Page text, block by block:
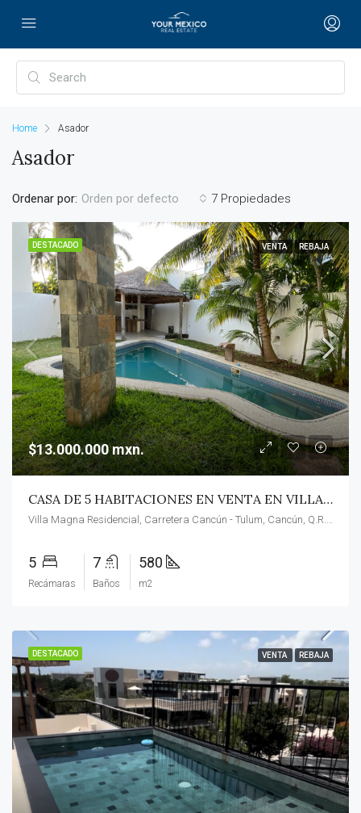
Home Asador
Asador
7 Propiedades
Ordenar por: Orden por defecto
DESTACADO VENTA REBAJA
$13.000.000 mxn.
CASA DE 5 HABITACIONES EN VENTA EN VILLA MAGNA, CANCUN, AMBIENTES AMPLIOS, ALBERCA PRIVADA, SALA DE MASAJES/ OPORTUNIDAD!!!
5
Recámaras
7
Baños
580
m2
DESTACADO VENTA REBAJA